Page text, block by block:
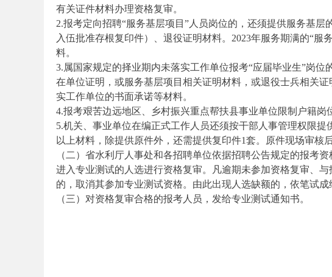
有关证件材料办理资格复审。
2.报考定向招聘“服务基层项目”人员岗位的，还须提供服务基
入伍批准存根复印件）、退役证明材料。2023年服务期满的“
料。
3.属国家规定的择业期内未落实工作单位报考“应届毕业生”岗
在单位证明，或服务基层项目相关证明材料，或退役士兵相关
实工作单位的书面承诺等材料。
4.报考艰苦边远地区、乡村振兴重点帮扶县事业单位限制户籍岗
5.机关、事业单位在编正式工作人员还须按干部人事管理权限提
以上材料，除提供原件外，还需提供复印件1套。原件现场审核
（二）省水利厅人事处和各招聘单位依据招聘公告规定的报考
进入专业测试的人选进行资格复审。凡逾期未参加资格复审、
的，取消其参加专业测试资格。由此出现人选缺额的，依笔试
（三）对资格复审合格的报考人员，发给专业测试通知书。